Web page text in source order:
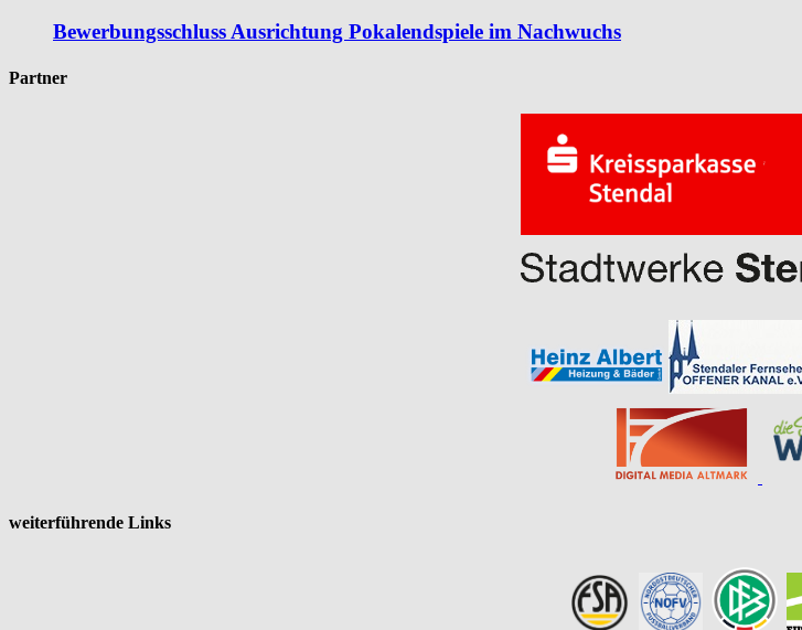
Bewerbungsschluss Ausrichtung Pokalendspiele im Nachwuchs
Partner
weiterführende Links